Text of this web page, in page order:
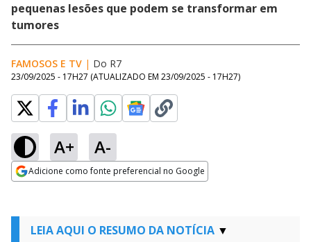
pequenas lesões que podem se transformar em
tumores
FAMOSOS E TV | Do R7
23/09/2025 - 17H27 (ATUALIZADO EM 23/09/2025 - 17H27)
A+ A-
Adicione como fonte preferencial no Google
LEIA AQUI O RESUMO DA NOTÍCIA